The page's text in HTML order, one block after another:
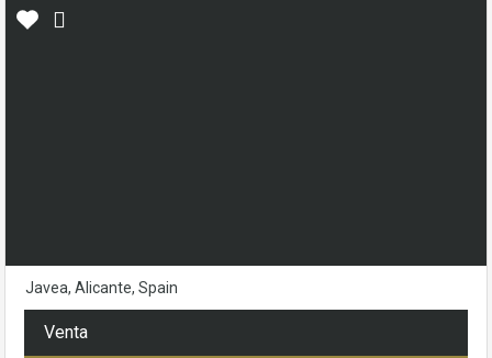
Javea, Alicante, Spain
Venta